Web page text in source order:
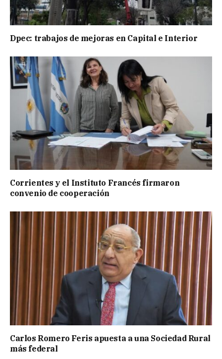
Dpec: trabajos de mejoras en Capital e Interior
Corrientes y el Instituto Francés firmaron
convenio de cooperación
Carlos Romero Feris apuesta a una Sociedad Rural
más federal